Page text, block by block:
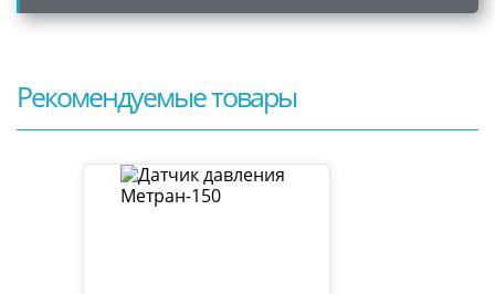
Рекомендуемые товары